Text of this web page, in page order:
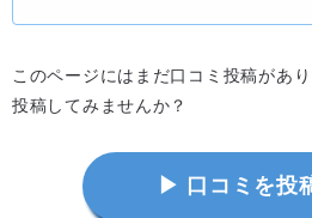
このページにはまだ口コミ投稿があ
投稿してみませんか？
▶ 口コミを投